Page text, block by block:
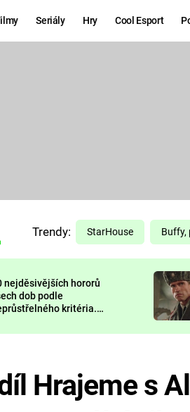
Seriály Hry Cool Esport
PREDÁTOR
Trendy: StarHouse Buffy,
nejděsivějších hororů
dob podle
kritéria.
zvednou tep?
Hrajeme s